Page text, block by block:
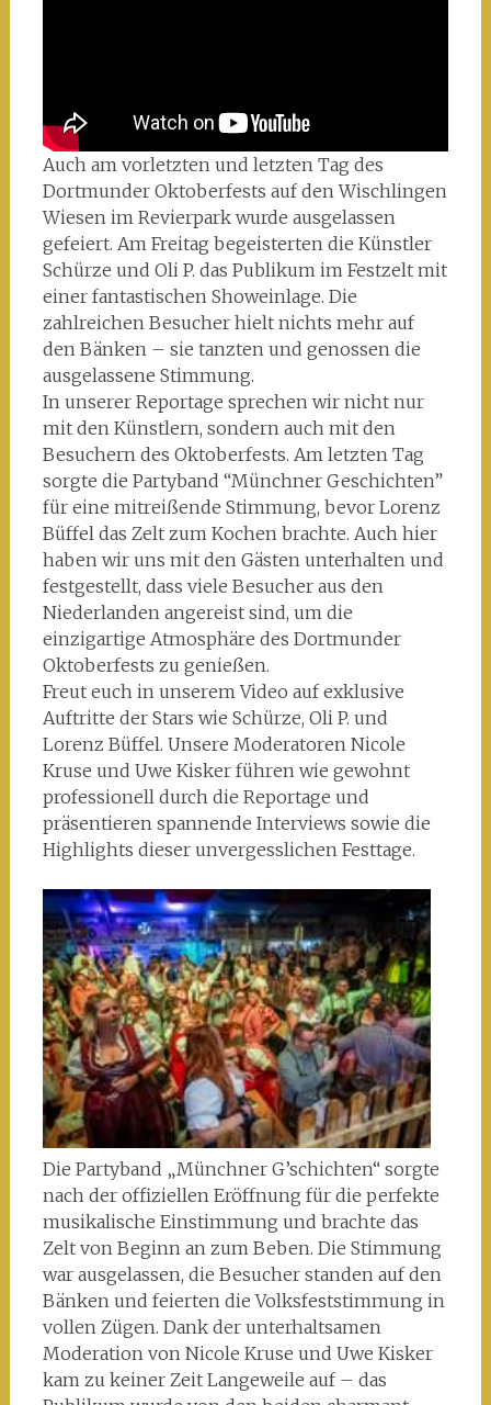
Auch am vorletzten und letzten Tag des
Dortmunder Oktoberfests auf den Wischlingen
Wiesen im Revierpark wurde ausgelassen
gefeiert. Am Freitag begeisterten die Künstler
Schürze und Oli P. das Publikum im Festzelt mit
einer fantastischen Showeinlage. Die
zahlreichen Besucher hielt nichts mehr auf
den Bänken – sie tanzten und genossen die
ausgelassene Stimmung.
In unserer Reportage sprechen wir nicht nur
mit den Künstlern, sondern auch mit den
Besuchern des Oktoberfests. Am letzten Tag
sorgte die Partyband “Münchner Geschichten”
für eine mitreißende Stimmung, bevor Lorenz
Büffel das Zelt zum Kochen brachte. Auch hier
haben wir uns mit den Gästen unterhalten und
festgestellt, dass viele Besucher aus den
Niederlanden angereist sind, um die
einzigartige Atmosphäre des Dortmunder
Oktoberfests zu genießen.
Freut euch in unserem Video auf exklusive
Auftritte der Stars wie Schürze, Oli P. und
Lorenz Büffel. Unsere Moderatoren Nicole
Kruse und Uwe Kisker führen wie gewohnt
professionell durch die Reportage und
präsentieren spannende Interviews sowie die
Highlights dieser unvergesslichen Festtage.
Die Partyband „Münchner G’schichten“ sorgte
nach der offiziellen Eröffnung für die perfekte
musikalische Einstimmung und brachte das
Zelt von Beginn an zum Beben. Die Stimmung
war ausgelassen, die Besucher standen auf den
Bänken und feierten die Volksfeststimmung in
vollen Zügen. Dank der unterhaltsamen
Moderation von Nicole Kruse und Uwe Kisker
kam zu keiner Zeit Langeweile auf – das